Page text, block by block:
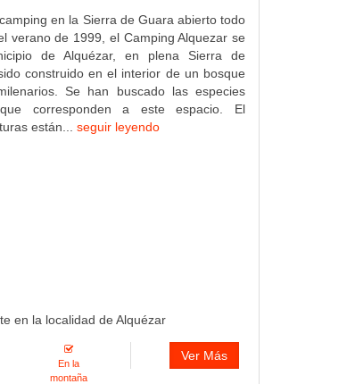
en la Sierra de Guara abierto todo
verano de 1999, el Camping Alquezar se
de Alquézar, en plena Sierra de
construido en el interior de un bosque
Se han buscado las especies
corresponden a este espacio. El
están... seguir leyendo
en la localidad de Alquézar
En la
montaña
Ver Más